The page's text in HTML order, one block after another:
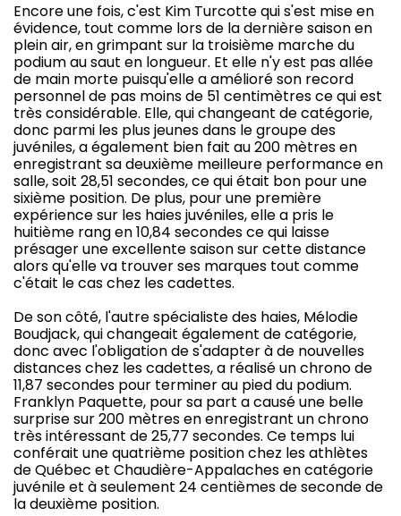
Encore une fois, c'est Kim Turcotte qui s'est mise en
évidence, tout comme lors de la dernière saison en
plein air, en grimpant sur la troisième marche du
podium au saut en longueur. Et elle n'y est pas allée
de main morte puisqu'elle a amélioré son record
personnel de pas moins de 51 centimètres ce qui est
très considérable. Elle, qui changeant de catégorie,
donc parmi les plus jeunes dans le groupe des
juvéniles, a également bien fait au 200 mètres en
enregistrant sa deuxième meilleure performance en
salle, soit 28,51 secondes, ce qui était bon pour une
sixième position. De plus, pour une première
expérience sur les haies juvéniles, elle a pris le
huitième rang en 10,84 secondes ce qui laisse
présager une excellente saison sur cette distance
alors qu'elle va trouver ses marques tout comme
c'était le cas chez les cadettes.
De son côté, l'autre spécialiste des haies, Mélodie
Boudjack, qui changeait également de catégorie,
donc avec l'obligation de s'adapter à de nouvelles
distances chez les cadettes, a réalisé un chrono de
11,87 secondes pour terminer au pied du podium.
Franklyn Paquette, pour sa part a causé une belle
surprise sur 200 mètres en enregistrant un chrono
très intéressant de 25,77 secondes. Ce temps lui
conférait une quatrième position chez les athlètes
de Québec et Chaudière-Appalaches en catégorie
juvénile et à seulement 24 centièmes de seconde de
la deuxième position.